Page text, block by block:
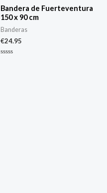
Bandera de Fuerteventura
150 x 90 cm
Banderas
€24.95